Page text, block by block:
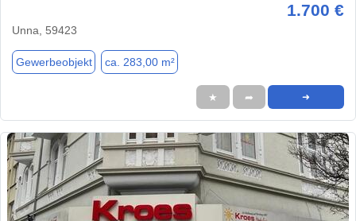
1.700 €
Unna, 59423
Gewerbeobjekt ca. 283,00 m²
★ ➦ ➜